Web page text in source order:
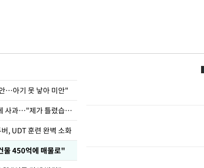
…아기 못 낳아 미안"
표창원, 남규리에 15년 만에 사과…"제가 틀렸습니다"
, UDT 훈련 완벽 소화
물 450억에 매물로"